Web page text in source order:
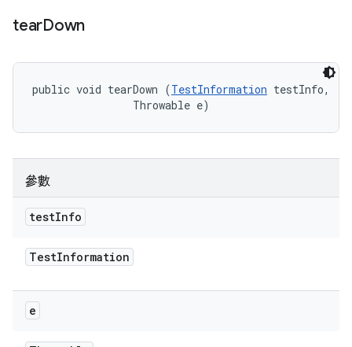
tearDown
public void tearDown (TestInformation testInfo,
                Throwable e)
參數
testInfo
TestInformation
e